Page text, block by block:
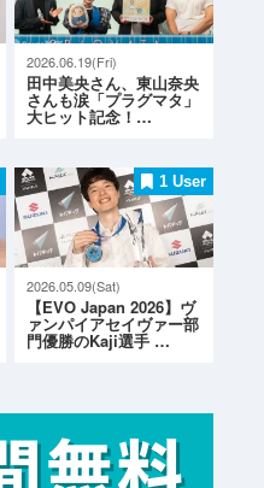
2026.06.19(Fri)
田中美央さん、東山奈央
さんも涙「プラグマタ」
大ヒット記念！…
1 User
2026.05.09(Sat)
【EVO Japan 2026】ヴ
ァンパイアセイヴァー部
門優勝のKaji選手 …